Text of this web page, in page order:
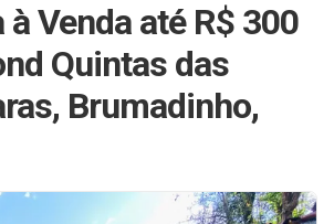
à Venda até R$ 300
Quintas das
Brumadinho,